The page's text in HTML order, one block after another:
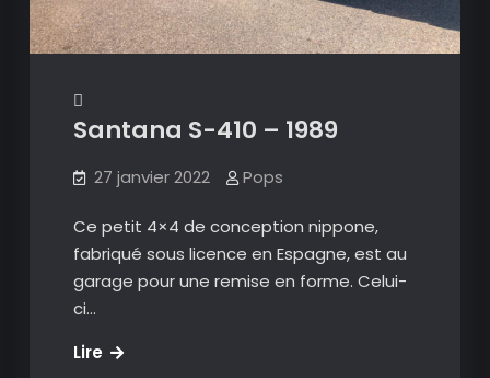
Santana S-410 – 1989
27 janvier 2022 Pops
Ce petit 4×4 de conception nippone,
fabriqué sous licence en Espagne, est au
garage pour une remise en forme. Celui-
ci…
LireSantana